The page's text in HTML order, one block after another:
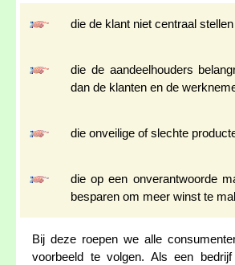
die de klant niet centraal stellen
die de aandeelhouders
dan de klanten en de
die onveilige of slechte
die op een onverantwoorde
besparen om meer winst te
Bij deze roepen we alle
voorbeeld te volgen. Als een